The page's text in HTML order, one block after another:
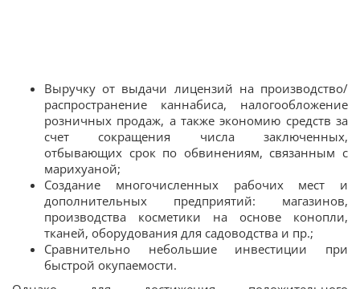
Выручку от выдачи лицензий на производство/
распространение каннабиса, налогообложение
розничных продаж, а также экономию средств за
счет сокращения числа заключенных,
отбывающих срок по обвинениям, связанным с
марихуаной;
Создание многочисленных рабочих мест и
дополнительных предприятий: магазинов,
производства косметики на основе конопли,
тканей, оборудования для садоводства и пр.;
Сравнительно небольшие инвестиции при
быстрой окупаемости.